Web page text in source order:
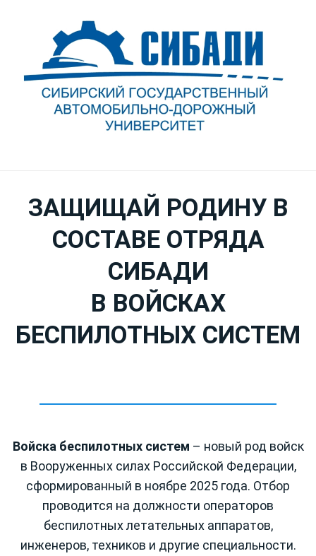
ЗАЩИЩАЙ РОДИНУ В
СОСТАВЕ ОТРЯДА
СИБАДИ
В ВОЙСКАХ
БЕСПИЛОТНЫХ СИСТЕМ
Войска беспилотных систем – новый род войск
в Вооруженных силах Российской Федерации,
сформированный в ноябре 2025 года. Отбор
проводится на должности операторов
беспилотных летательных аппаратов,
инженеров, техников и другие специальности.